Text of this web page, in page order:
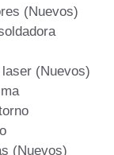
(Nuevos)
(Nuevos)
(Nuevos)